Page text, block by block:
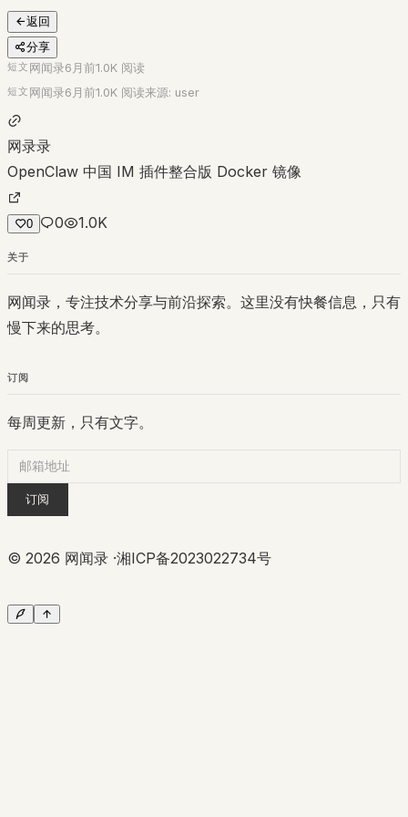
返回
分享
短文 网闻录6月前1.0K 阅读
短文 网闻录6月前1.0K 阅读来源: user
网录录
OpenClaw 中国 IM 插件整合版 Docker 镜像
0 0 1.0K
关于
网闻录，专注技术分享与前沿探索。这里没有快餐信息，只有
慢下来的思考。
订阅
每周更新，只有文字。
订阅
© 2026 网闻录 ·湘ICP备2023022734号